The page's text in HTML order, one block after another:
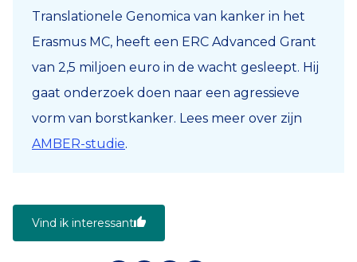
Translationele Genomica van kanker in het
Erasmus MC, heeft een ERC Advanced Grant
van 2,5 miljoen euro in de wacht gesleept. Hij
gaat onderzoek doen naar een agressieve
vorm van borstkanker. Lees meer over zijn
AMBER-studie.
Vind ik interessant